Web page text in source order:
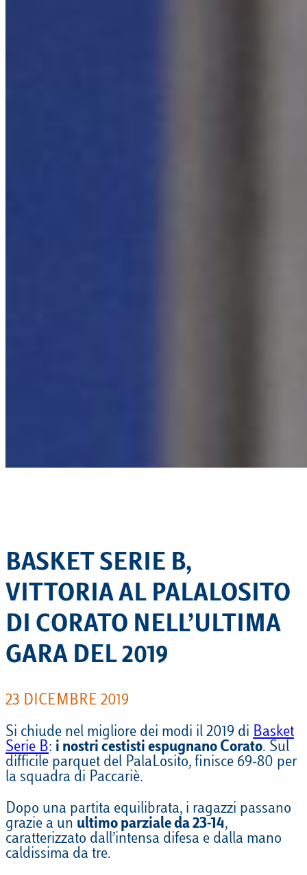
BASKET SERIE B,
VITTORIA AL PALALOSITO
DI CORATO NELL’ULTIMA
GARA DEL 2019
23 DICEMBRE 2019
Si chiude nel migliore dei modi il 2019 di Basket
Serie B: i nostri cestisti espugnano Corato. Sul
difficile parquet del PalaLosito, finisce 69-80 per
la squadra di Paccariè.
Dopo una partita equilibrata, i ragazzi passano
grazie a un ultimo parziale da 23-14,
caratterizzato dall’intensa difesa e dalla mano
caldissima da tre.